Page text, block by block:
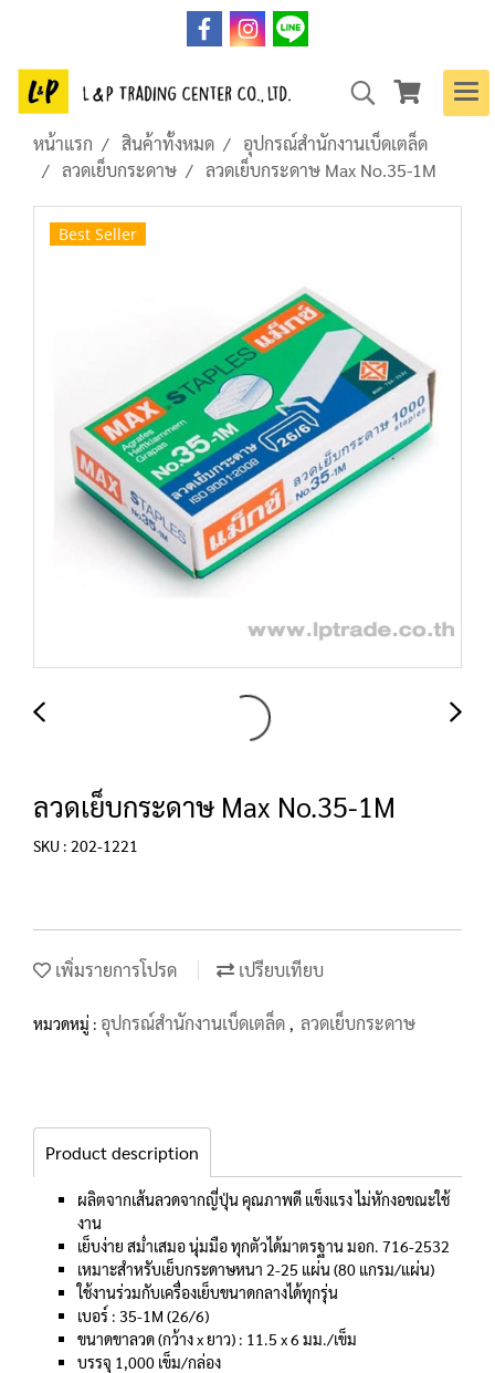
หน้าแรก สินค้าทั้งหมด
อุปกรณ์สำนักงานเบ็ดเตล็ด
ลวดเย็บกระดาษ
ลวดเย็บกระดาษ Max No.35-1M
Best Seller
ลวดเย็บกระดาษ Max No.35-1M
SKU : 202-1221
เพิ่มรายการโปรด เปรียบเทียบ
หมวดหมู่ : อุปกรณ์สำนักงานเบ็ดเตล็ด , ลวดเย็บกระดาษ
Product description
ผลิตจากเส้นลวดจากญี่ปุ่น คุณภาพดี แข็งแรง ไม่หักงอขณะใช้
งาน
เย็บง่าย สม่ำเสมอ นุ่มมือ ทุกตัวได้มาตรฐาน มอก. 716-2532
เหมาะสำหรับเย็บกระดาษหนา 2-25 แผ่น (80 แกรม/แผ่น)
ใช้งานร่วมกับเครื่องเย็บขนาดกลางได้ทุกรุ่น
เบอร์ : 35-1M (26/6)
ขนาดขาลวด (กว้าง x ยาว) : 11.5 x 6 มม./เข็ม
บรรจุ 1,000 เข็ม/กล่อง